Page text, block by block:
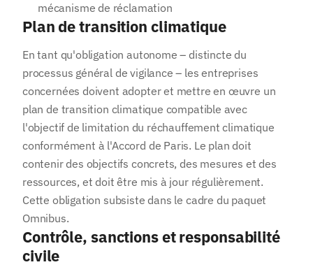
mécanisme de réclamation
Plan de transition climatique
En tant qu'obligation autonome – distincte du
processus général de vigilance – les entreprises
concernées doivent adopter et mettre en œuvre un
plan de transition climatique compatible avec
l'objectif de limitation du réchauffement climatique
conformément à l'Accord de Paris. Le plan doit
contenir des objectifs concrets, des mesures et des
ressources, et doit être mis à jour régulièrement.
Cette obligation subsiste dans le cadre du paquet
Omnibus.
Contrôle, sanctions et responsabilité
civile